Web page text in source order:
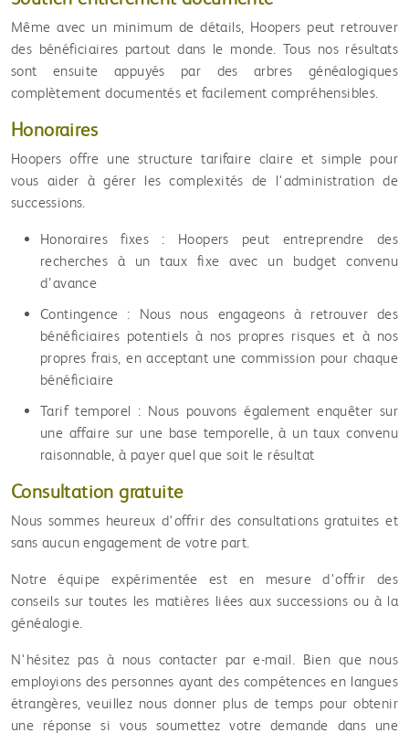
Même avec un minimum de détails, Hoopers peut retrouver
des bénéficiaires partout dans le monde. Tous nos résultats
sont ensuite appuyés par des arbres généalogiques
complètement documentés et facilement compréhensibles.
Honoraires
Hoopers offre une structure tarifaire claire et simple pour
vous aider à gérer les complexités de l'administration de
successions.
Honoraires fixes : Hoopers peut entreprendre des
recherches à un taux fixe avec un budget convenu
d’avance
Contingence : Nous nous engageons à retrouver des
bénéficiaires potentiels à nos propres risques et à nos
propres frais, en acceptant une commission pour chaque
bénéficiaire
Tarif temporel : Nous pouvons également enquêter sur
une affaire sur une base temporelle, à un taux convenu
raisonnable, à payer quel que soit le résultat
Consultation gratuite
Nous sommes heureux d'offrir des consultations gratuites et
sans aucun engagement de votre part.
Notre équipe expérimentée est en mesure d'offrir des
conseils sur toutes les matières liées aux successions ou à la
généalogie.
N'hésitez pas à nous contacter par e-mail. Bien que nous
employions des personnes ayant des compétences en langues
étrangères, veuillez nous donner plus de temps pour obtenir
une réponse si vous soumettez votre demande dans une